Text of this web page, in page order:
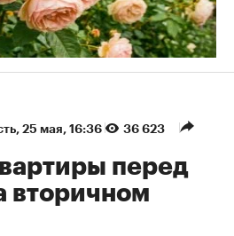
25 мая, 16:36 36 623
перед
вторичном